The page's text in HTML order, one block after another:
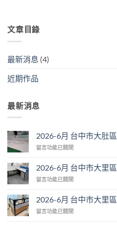
文章目錄
最新消息 (4)
近期作品
最新消息
2026-6月 台中市大肚區
在
月
台
市
肚
留言功能已關閉
2026-6月 台中市大里區
在
月
台
留言功能已關閉
2026-6月 台中市大里區
在
留言功能已關閉